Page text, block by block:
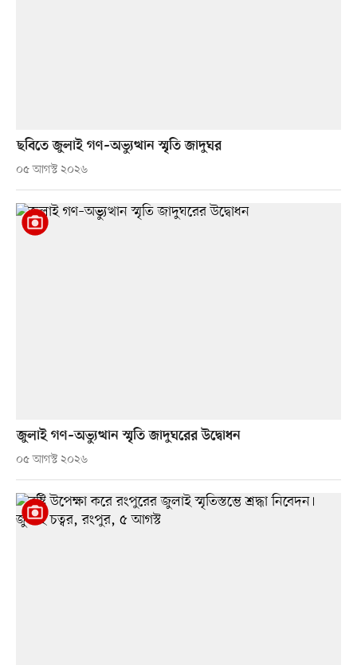
ছবিতে জুলাই গণ–অভ্যুত্থান স্মৃতি জাদুঘর
০৫ আগস্ট ২০২৬
জুলাই গণ–অভ্যুত্থান স্মৃতি জাদুঘরের উদ্বোধন
০৫ আগস্ট ২০২৬